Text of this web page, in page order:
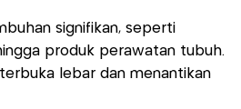
signifikan, seperti
produk perawatan tubuh.
lebar dan menantikan